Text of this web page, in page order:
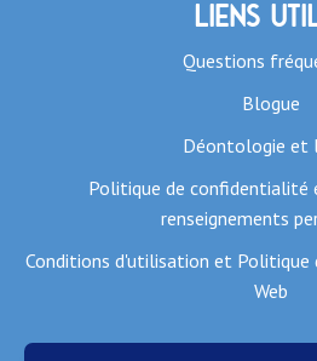
Liens
Questions
Blogue
Déontologie et
Politique de confidentialité
renseignements
Conditions d'utilisation et
Web